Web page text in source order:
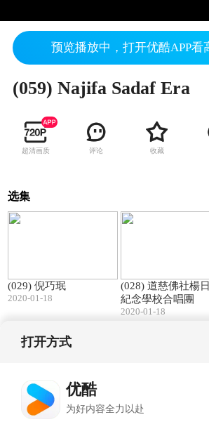
预览播放中，打开优酷APP看
(059) Najifa Sadaf Era
超清画质 评论 收藏
选集
(029) 倪巧珉
2020-01-18
(028) 道慈佛社楊
紀念學校合唱團
2020-01-18
打开方式
优酷
为好内容全力以赴